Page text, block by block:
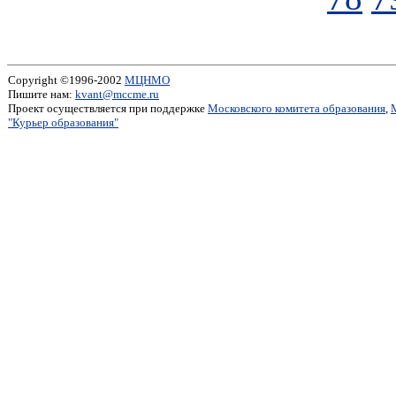
Copyright ©1996-2002 МЦНМО
Пишите нам: kvant@mccme.ru
Проект осуществляется при поддержке Московского комитета образования,
"Курьер образования"